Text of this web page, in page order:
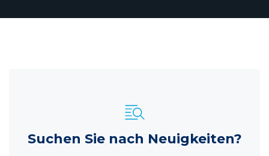
Suchen Sie nach Neuigkeiten?